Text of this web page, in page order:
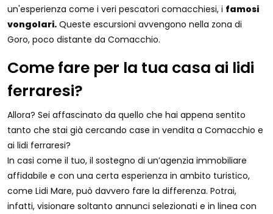
un'esperienza come i veri pescatori comacchiesi, i famosi
vongolari. Queste escursioni avvengono nella zona di
Goro, poco distante da Comacchio.
Come fare per la tua casa ai lidi
ferraresi?
Allora? Sei affascinato da quello che hai appena sentito
tanto che stai già cercando case in vendita a Comacchio e
ai lidi ferraresi?
In casi come il tuo, il sostegno di un’agenzia immobiliare
affidabile e con una certa esperienza in ambito turistico,
come Lidi Mare, può davvero fare la differenza. Potrai,
infatti, visionare soltanto annunci selezionati e in linea con